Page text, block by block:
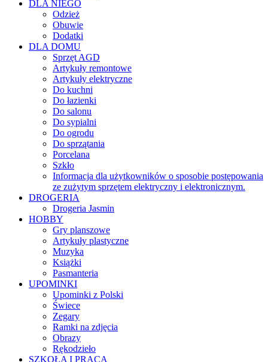
DLA NIEGO
Odzież
Obuwie
Dodatki
DLA DOMU
Sprzęt AGD
Artykuły remontowe
Artykuły elektryczne
Do kuchni
Do łazienki
Do salonu
Do sypialni
Do ogrodu
Do sprzątania
Porcelana
Szkło
Informacja dla użytkowników o sposobie postępowania
ze zużytym sprzętem elektryczny i elektronicznym.
DROGERIA
Drogeria Jasmin
HOBBY
Gry planszowe
Artykuły plastyczne
Muzyka
Książki
Pasmanteria
UPOMINKI
Upominki z Polski
Świece
Zegary
Ramki na zdjęcia
Obrazy
Rękodzieło
SZKOŁA I PRACA